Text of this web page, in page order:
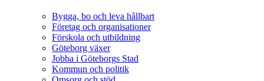
Bygga, bo och leva hållbart
Företag och organisationer
Förskola och utbildning
Göteborg växer
Jobba i Göteborgs Stad
Kommun och politik